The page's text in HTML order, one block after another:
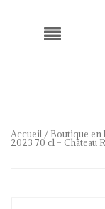
Accueil / Boutique en
2023 70 cl – Château